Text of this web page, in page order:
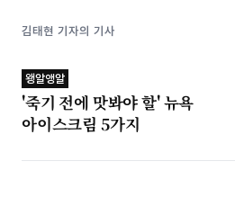
김태현 기자의 기사
왱알앵알
'죽기 전에 맛봐야 할' 뉴욕
아이스크림 5가지